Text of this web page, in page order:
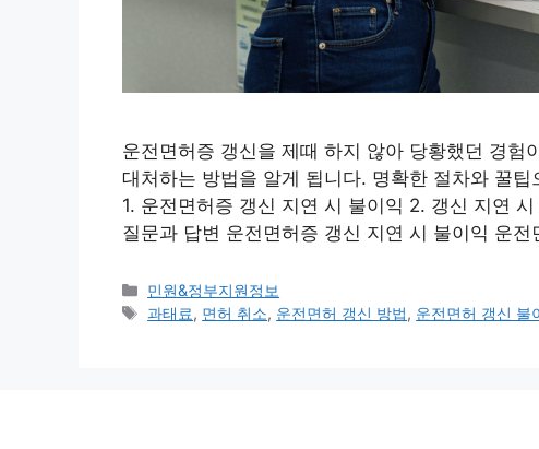
운전면허증 갱신을 제때 하지 않아 당황했던 경험
대처하는 방법을 알게 됩니다. 명확한 절차와 꿀
1. 운전면허증 갱신 지연 시 불이익 2. 갱신 지연
질문과 답변 운전면허증 갱신 지연 시 불이익 운
카
테
민원&정부지원정보
태
과태료, 면허 취소, 운전면허 갱신 방법, 운전면허 갱신 불